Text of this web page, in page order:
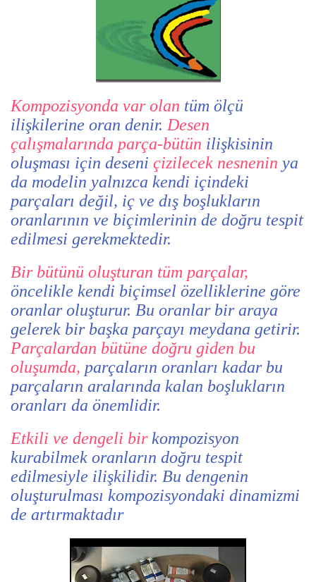
Kompozisyonda var olan tüm ölçü
ilişkilerine oran denir. Desen
çalışmalarında parça-bütün ilişkisinin
oluşması için deseni çizilecek nesnenin ya
da modelin yalnızca kendi içindeki
parçaları değil, iç ve dış boşlukların
oranlarının ve biçimlerinin de doğru tespit
edilmesi gerekmektedir.
Bir bütünü oluşturan tüm parçalar,
öncelikle kendi biçimsel özelliklerine göre
oranlar oluşturur. Bu oranlar bir araya
gelerek bir başka parçayı meydana getirir.
Parçalardan bütüne doğru giden bu
oluşumda, parçaların oranları kadar bu
parçaların aralarında kalan boşlukların
oranları da önemlidir.
Etkili ve dengeli bir kompozisyon
kurabilmek oranların doğru tespit
edilmesiyle ilişkilidir. Bu dengenin
oluşturulması kompozisyondaki dinamizmi
de artırmaktadır